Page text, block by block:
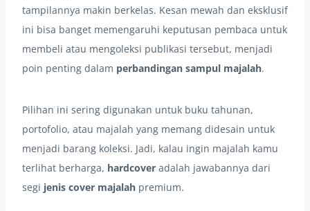
tampilannya makin berkelas. Kesan mewah dan eksklusif
ini bisa banget memengaruhi keputusan pembaca untuk
membeli atau mengoleksi publikasi tersebut, menjadi
poin penting dalam perbandingan sampul majalah.
Pilihan ini sering digunakan untuk buku tahunan,
portofolio, atau majalah yang memang didesain untuk
menjadi barang koleksi. Jadi, kalau ingin majalah kamu
terlihat berharga, hardcover adalah jawabannya dari
segi jenis cover majalah premium.